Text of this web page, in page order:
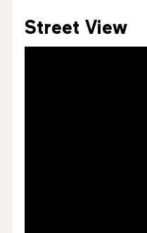
Street View